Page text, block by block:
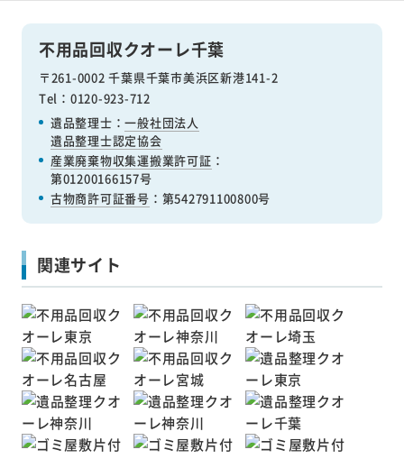
不用品回収クオーレ千葉
〒261-0002 千葉県千葉市美浜区新港141-2
Tel：0120-923-712
遺品整理士：一般社団法人
遺品整理士認定協会
産業廃棄物収集運搬業許可証 ：
第01200166157号
古物商許可証番号 ：第542791100800号
関連サイト